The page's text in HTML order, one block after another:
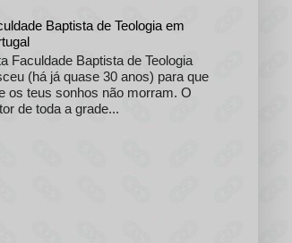
Baptista de Teologia em
Faculdade Baptista de Teologia
(há já quase 30 anos) para que
os teus sonhos não morram. O
de toda a grade...